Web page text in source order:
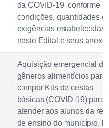
da COVID-19, conforme
condições, quantidades e
exigências estabelecidas
neste Edital e seus
Aquisição emergencial de
gêneros alimentícios para
compor Kits de cestas
básicas (COVID-19) para
atender aos alunos da
de ensino do município,